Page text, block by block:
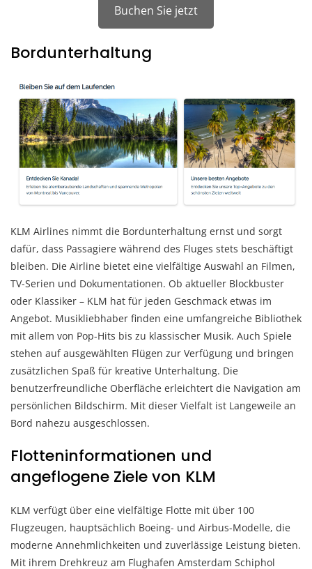
Buchen Sie jetzt
Bordunterhaltung
KLM Airlines nimmt die Bordunterhaltung ernst und sorgt
dafür, dass Passagiere während des Fluges stets beschäftigt
bleiben. Die Airline bietet eine vielfältige Auswahl an Filmen,
TV-Serien und Dokumentationen. Ob aktueller Blockbuster
oder Klassiker – KLM hat für jeden Geschmack etwas im
Angebot. Musikliebhaber finden eine umfangreiche Bibliothek
mit allem von Pop-Hits bis zu klassischer Musik. Auch Spiele
stehen auf ausgewählten Flügen zur Verfügung und bringen
zusätzlichen Spaß für kreative Unterhaltung. Die
benutzerfreundliche Oberfläche erleichtert die Navigation am
persönlichen Bildschirm. Mit dieser Vielfalt ist Langeweile an
Bord nahezu ausgeschlossen.
Flotteninformationen und
angeflogene Ziele von KLM
KLM verfügt über eine vielfältige Flotte mit über 100
Flugzeugen, hauptsächlich Boeing- und Airbus-Modelle, die
moderne Annehmlichkeiten und zuverlässige Leistung bieten.
Mit ihrem Drehkreuz am Flughafen Amsterdam Schiphol